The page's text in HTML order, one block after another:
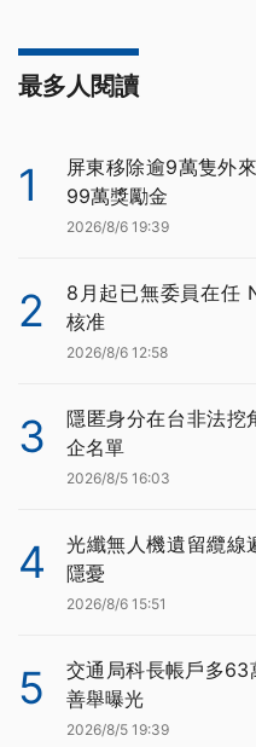
最多人閱讀
1
屏東移除逾9萬隻外
99萬獎勵金
2026/8/6 19:39
2
8月起已無委員在任
核准
2026/8/6 12:58
3
隱匿身分在台非法挖
企名單
2026/8/5 16:03
4
光纖無人機遺留纜線
隱憂
2026/8/6 15:51
5
交通局科長帳戶多
善舉曝光
2026/8/5 19:39